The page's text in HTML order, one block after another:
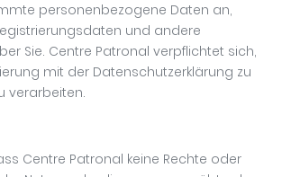
personenbezogene Daten an,
und andere
Sie. Centre Patronal verpflichtet sich,
mit der Datenschutzerklärung zu
verarbeiten.
Centre Patronal keine Rechte oder